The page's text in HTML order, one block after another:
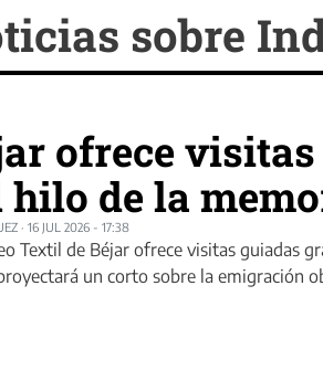
sobre
ofrece
hilo de la
· 16 JUL 2026 - 17:38
Textil de Béjar ofrece visitas guiadas
un corto sobre la emigración